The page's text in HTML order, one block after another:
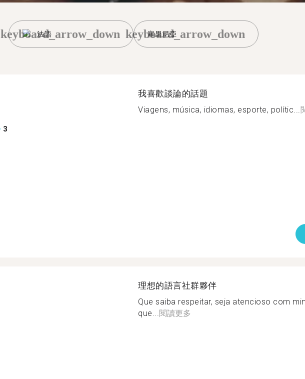
法語
keyboard_arrow_down 塞里尼亞
keyboard_arrow_down
3
我喜歡談論的話題
Viagens, música, idiomas, esporte, polític...
理想的語言社群夥伴
Que saiba respeitar, seja atencioso com
que...閱讀更多